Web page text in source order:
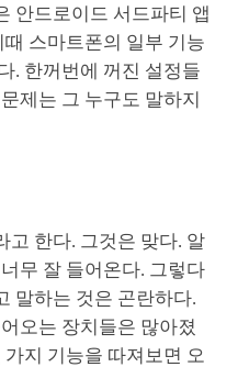
안드로이드 서드파티 앱
스마트폰의 일부 기능
. 한꺼번에 꺼진 설정들
제는 그 누구도 말하지
고 한다. 그것은 맞다. 알
무 잘 들어온다. 그렇다
말하는 것은 곤란하다.
오는 장치들은 많아졌
지 기능을 따져보면 오